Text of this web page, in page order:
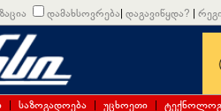
დამახსოვრება| დაგავიწყდა? |
| საზოგადოება | უცხოეთი |